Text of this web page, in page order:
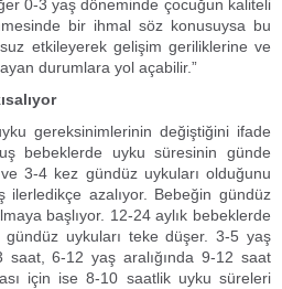
0-3 yaş döneminde çocuğun kaliteli
bir ihmal söz konusuysa bu
etkileyerek gelişim geriliklerine ve
durumlara yol açabilir.”
gereksinimlerinin değiştiğini ifade
bebeklerde uyku süresinin günde
3-4 kez gündüz uykuları olduğunu
ilerledikçe azalıyor. Bebeğin gündüz
başlıyor. 12-24 aylık bebeklerde
uykuları teke düşer. 3-5 yaş
6-12 yaş aralığında 9-12 saat
için ise 8-10 saatlik uyku süreleri